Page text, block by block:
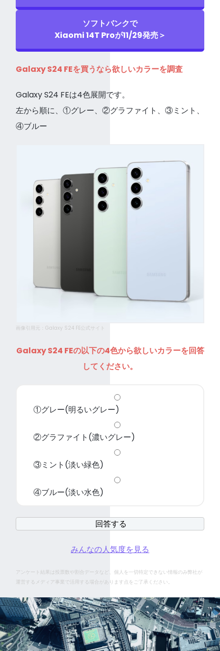
ソフトバンクで
Xiaomi 14T Proが11/29発売＞
Galaxy S24 FEを買うなら欲しいカラーを調査
Galaxy S24 FEは4色展開です。
左から順に、①グレー、②グラファイト、③ミント、
④ブルー
画像引用元：Galaxy S24 FE公式サイト
Galaxy S24 FEの以下の4色から欲しいカラーを回答
してください。
①グレー(明るいグレー)
②グラファイト(濃いグレー)
③ミント(淡い緑色)
④ブルー(淡い水色)
みんなの人気度を見る
アンケート結果は投票数や割合データなど、個人を一切特定できない情報のみ弊社が
運営するメディア事業で活用する場合があります点をご了承ください。